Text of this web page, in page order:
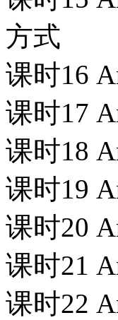
方式
课时16
课时17
课时18
课时19
课时20
课时21
课时22